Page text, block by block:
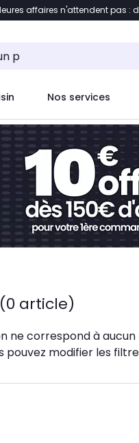
à la liste des produits
affaires n'attendent pas :
Nos services
(0 article)
ne correspond à aucun
pouvez modifier les